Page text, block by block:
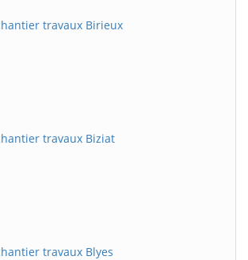
travaux Birieux
travaux Biziat
travaux Blyes